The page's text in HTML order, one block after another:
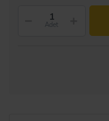
Adet